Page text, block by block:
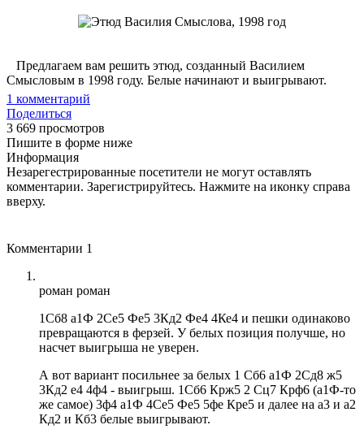
Предлагаем вам решить этюд, созданный Василием
Смысловым в 1998 году. Белые начинают и выигрывают.
1 комментарий
Поделиться
3 669 просмотров
Пишите в форме ниже
Информация
Незарегестрированные посетители не могут оставлять
комментарии. Зарегистрируйтесь. Нажмите на иконку справа
вверху.
Комментарии 1
роман роман
1Сб8 а1Ф 2Се5 Фе5 3Кд2 Фе4 4Ке4 и пешки одинаково
превращаются в ферзей. У белых позиция получше, но
насчет выигрыша не уверен.
А вот вариант посильнее за белых 1 Сб6 а1Ф 2Сд8 ж5
3Кд2 е4 4ф4 - выигрыш. 1Сб6 Крж5 2 Сц7 Крф6 (а1Ф-то
же самое) 3ф4 а1Ф 4Се5 Фе5 5фе Кре5 и далее на а3 и а2
Кд2 и Кб3 белые выигрывают.